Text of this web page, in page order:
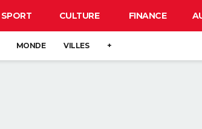
SPORT CULTURE FINANCE
MONDE VILLES +